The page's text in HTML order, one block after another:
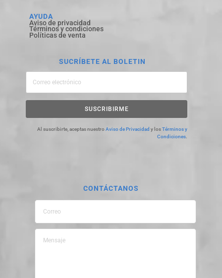
AYUDA
Aviso de privacidad
Términos y condiciones
Políticas de venta
SUCRÍBETE AL BOLETIN
SUSCRIBIRME
Al suscribirte, aceptas nuestroAviso de Privacidad y losTérminos y
Condiciones
CONTÁCTANOS